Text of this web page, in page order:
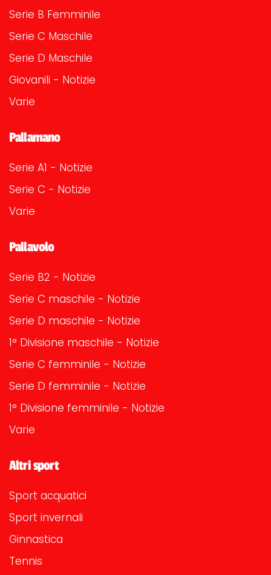
Serie B Femminile
Serie C Maschile
Serie D Maschile
Giovanili - Notizie
Varie
Pallamano
Serie A1 - Notizie
Serie C - Notizie
Varie
Pallavolo
Serie B2 - Notizie
Serie C maschile - Notizie
Serie D maschile - Notizie
1° Divisione maschile - Notizie
Serie C femminile - Notizie
Serie D femminile - Notizie
1° Divisione femminile - Notizie
Varie
Altri sport
Sport acquatici
Sport invernali
Ginnastica
Tennis